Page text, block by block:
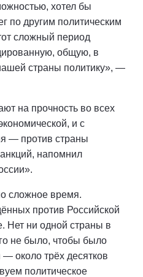
хотел бы
по другим политическим
сложный период
общую, в
страны политику», —
на прочность во всех
и с
— против страны
напомнил
сложное время.
против Российской
Нет ни одной страны в
не было, чтобы было
— около трёх десятков
политическое